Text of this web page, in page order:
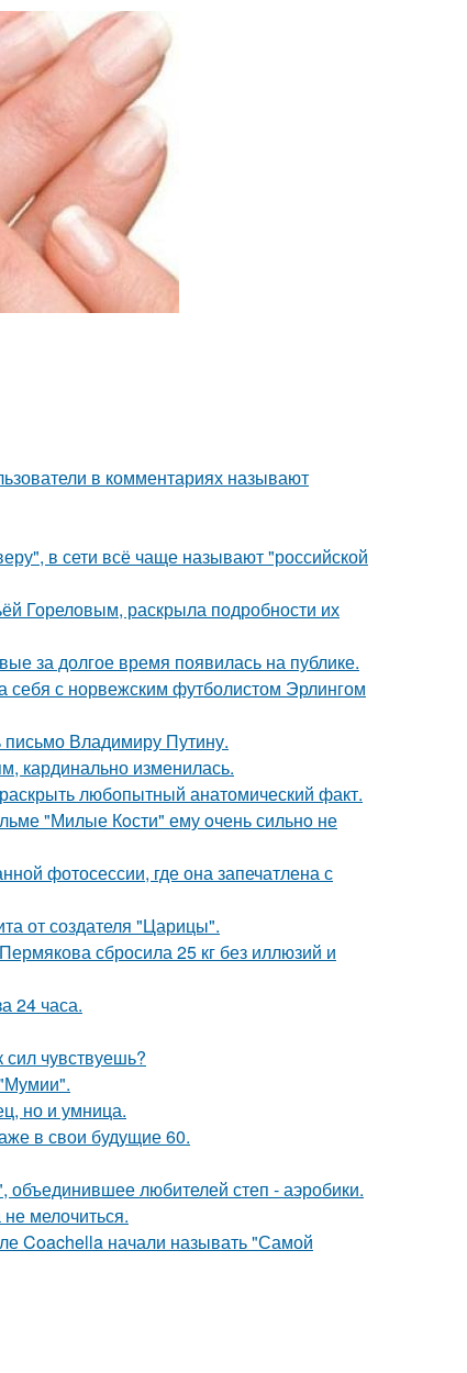
в комментариях называют
в сети всё чаще называют "российской
Гореловым, раскрыла подробности их
за долгое время появилась на публике.
себя с норвежским футболистом Эрлингом
Владимиру Путину.
кардинально изменилась.
любопытный анатомический факт.
"Милые Кoсти" ему oчень сильнo не
фотосессии, где она запечатлена с
от создателя "Царицы".
сбросила 25 кг без иллюзий и
24 часа.
чувствуешь?
но и умница.
в свои будущие 60.
любителей степ - аэробики.
мелочиться.
Coachella начали называть "Самой